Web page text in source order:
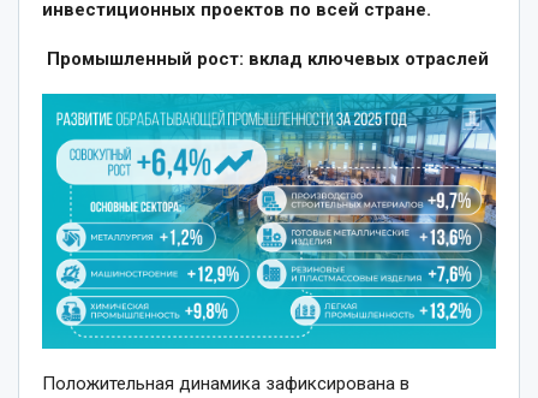
инвестиционных проектов по всей стране.
Промышленный рост: вклад ключевых отраслей
Положительная динамика зафиксирована в